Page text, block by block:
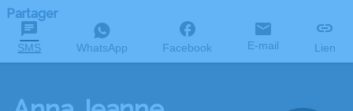
Partager
SMS WhatsApp Facebook E-mail Lien